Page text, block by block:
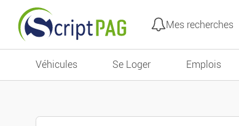
Mes recherches
Véhicules Se Loger Emplois
Tous les filtres